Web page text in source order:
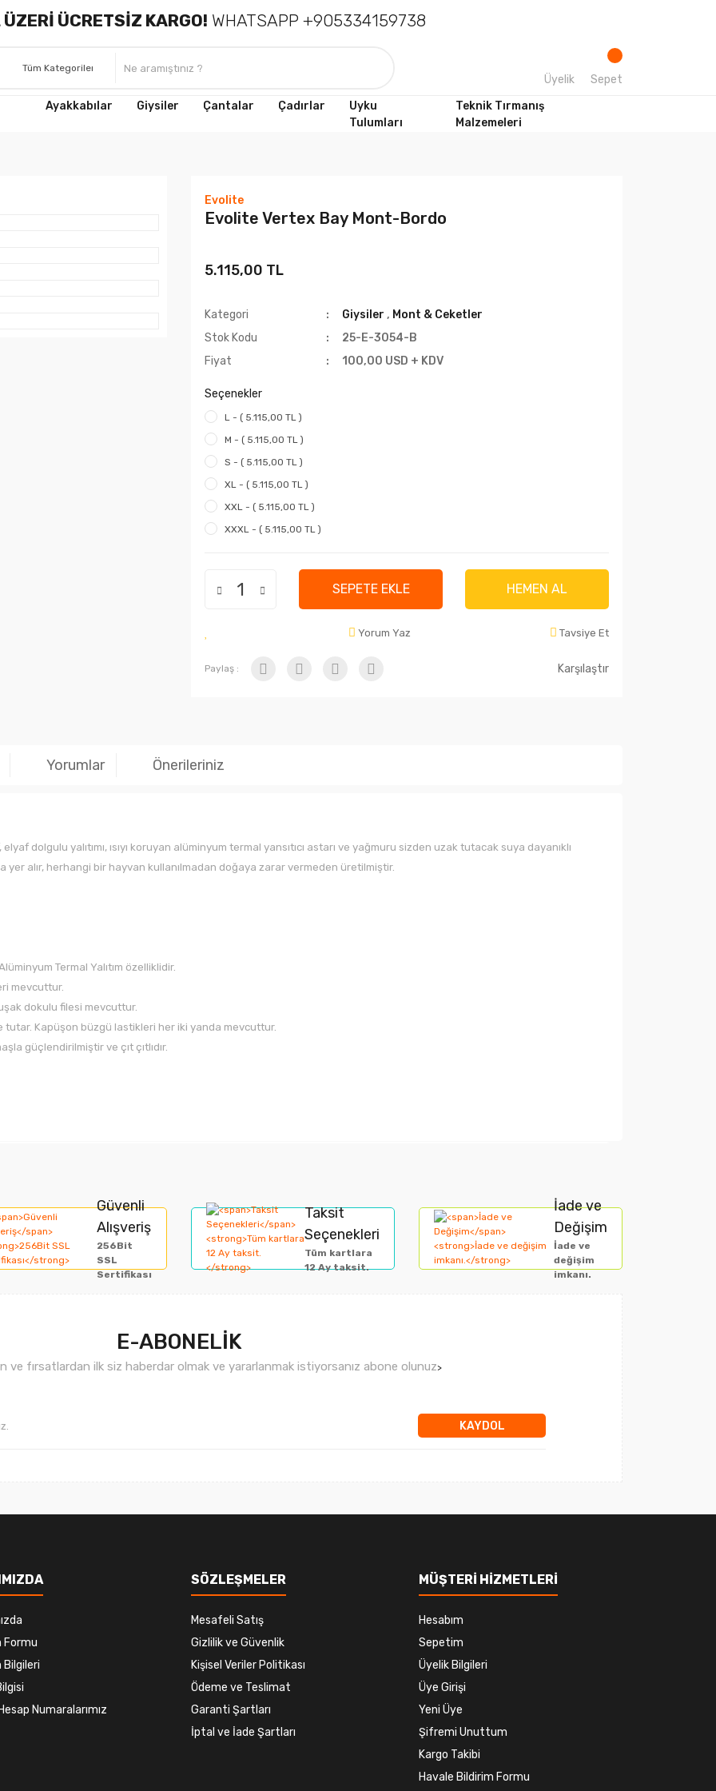
ÜCRETSİZ KARGO! WHATSAPP +905334159738
Üyelik Sepet
Ayakkabılar Giysiler Çantalar Çadırlar
Uyku
Tulumları
Teknik Tırmanış
Malzemeleri
Evolite
Evolite Vertex Bay Mont-Bordo
5.115,00 TL
Kategori Giysiler , Mont & Ceketler
Stok Kodu
25-E-3054-B
Fiyat
100,00 USD + KDV
Seçenekler
L - ( 5.115,00 TL )
M - ( 5.115,00 TL )
S - ( 5.115,00 TL )
XL - ( 5.115,00 TL )
XXL - ( 5.115,00 TL )
XXXL - ( 5.115,00 TL )
SEPETE EKLE HEMEN AL
Yorum Yaz Tavsiye Et
Paylaş : Karşılaştır
Yorumlar Önerileriniz
elyaf dolgulu yalıtımı, ısıyı koruyan alüminyum termal yansıtıcı astarı ve yağmuru sizden uzak tutacak suya dayanıklı
yer alır, herhangi bir hayvan kullanılmadan doğaya zarar vermeden üretilmiştir.
Termal Yalıtım özelliklidir.
mevcuttur.
dokulu filesi mevcuttur.
tutar. Kapüşon büzgü lastikleri her iki yanda mevcuttur.
güçlendirilmiştir ve çıt çıtlıdır.
Bu ürüne ilk yorumu siz yapın!
Güvenli
Alışveriş
256Bit
SSL
Sertifikası
Taksit
Seçenekleri
Tüm kartlara
12 Ay taksit.
İade ve
Değişim
İade ve
değişim
imkanı.
E-ABONELİK
ve fırsatlardan ilk siz haberdar olmak ve yararlanmak istiyorsanız abone olunuz>
KAYDOL
Formu
Numaralarımız
SÖZLEŞMELER
Mesafeli Satış
Gizlilik ve Güvenlik
Kişisel Veriler Politikası
Ödeme ve Teslimat
Garanti Şartları
İptal ve İade Şartları
MÜŞTERİ HİZMETLERİ
Hesabım
Sepetim
Üyelik Bilgileri
Üye Girişi
Yeni Üye
Şifremi Unuttum
Kargo Takibi
Havale Bildirim Formu